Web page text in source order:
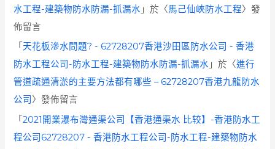
水工程-建築物防水防漏-抓漏水 」於〈馬己仙峽防水工程〉發
佈留言
「 天花板滲水問題? - 62728207香港沙田區防水公司 - 香港
防水工程公司-防水工程-建築物防水防漏-抓漏水 」於〈進行
管道疏通清淤的主要方法都有哪些 – 62728207香港九龍防水
公司 〉發佈留言
「2021開業瀑布灣通渠公司【香港通渠水 比较】-香港防水工
程公司62728207 - 香港防水工程公司-防水工程-建築物防水